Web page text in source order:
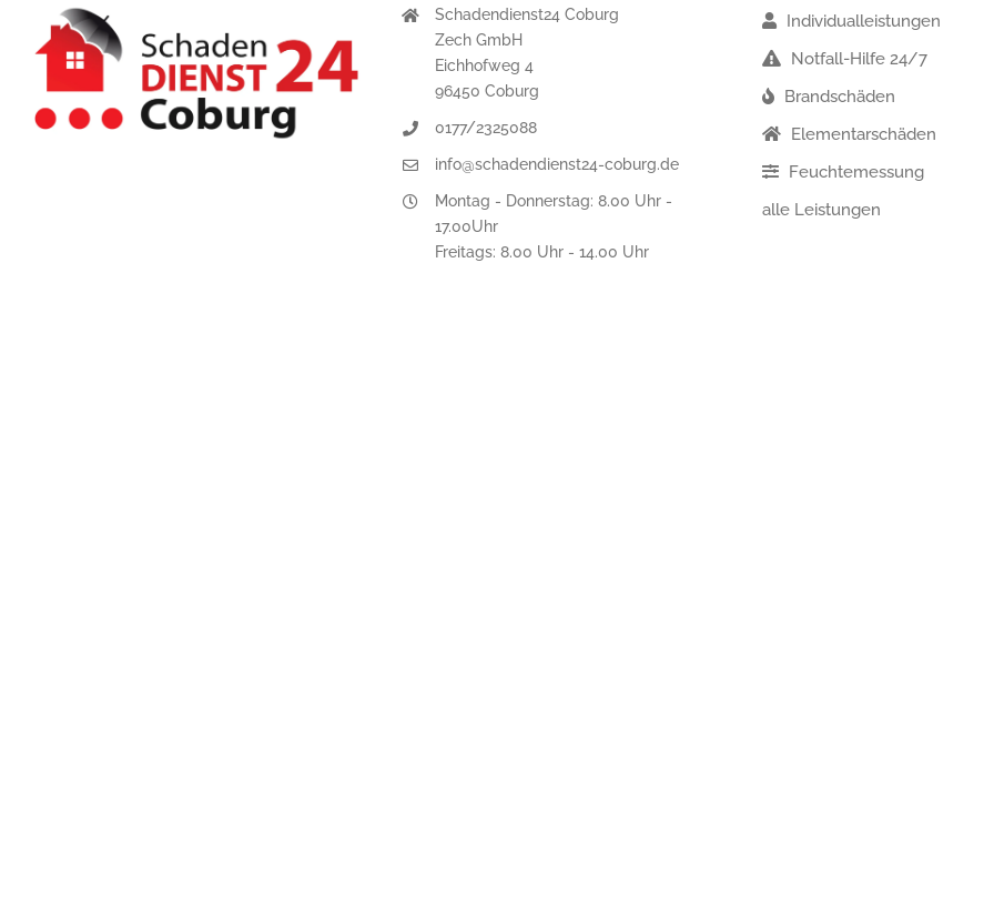
Schadendienst24 Coburg
Zech GmbH
Eichhofweg 4
96450 Coburg
0177/2325088
info@schadendienst24-coburg.de
Montag - Donnerstag: 8.00 Uhr -
17.00Uhr
Freitags: 8.00 Uhr - 14.00 Uhr
Individualleistungen
Notfall-Hilfe 24/7
Brandschäden
Elementarschäden
Feuchtemessung
alle Leistungen